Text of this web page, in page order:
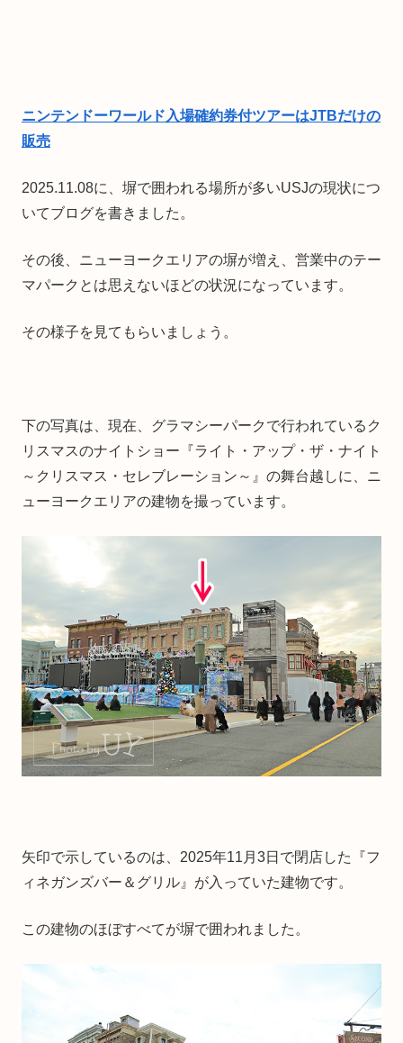
ニンテンドーワールド入場確約券付ツアーはJTBだけの
販売
2025.11.08に、塀で囲われる場所が多いUSJの現状につ
いてブログを書きました。
その後、ニューヨークエリアの塀が増え、営業中のテー
マパークとは思えないほどの状況になっています。
その様子を見てもらいましょう。
下の写真は、現在、グラマシーパークで行われているク
リスマスのナイトショー『ライト・アップ・ザ・ナイト
～クリスマス・セレブレーション～』の舞台越しに、ニ
ューヨークエリアの建物を撮っています。
矢印で示しているのは、2025年11月3日で閉店した『フ
ィネガンズバー＆グリル』が入っていた建物です。
この建物のほぼすべてが塀で囲われました。